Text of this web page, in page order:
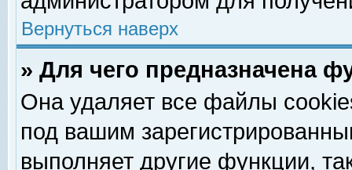
Вернуться наверх
» Для чего предназначена
Она удаляет все файлы
под вашим
выполняет другие функции,